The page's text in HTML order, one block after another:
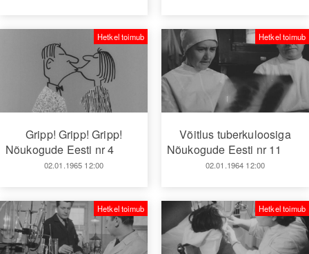
Gripp! Gripp! Gripp!
Nõukogude Eesti nr 4
02.01.1965 12:00
Hetkel toimub
Võitlus tuberkuloosiga
Nõukogude Eesti nr 11
02.01.1964 12:00
Hetkel toimub
Hetkel toimub Hetkel toimub